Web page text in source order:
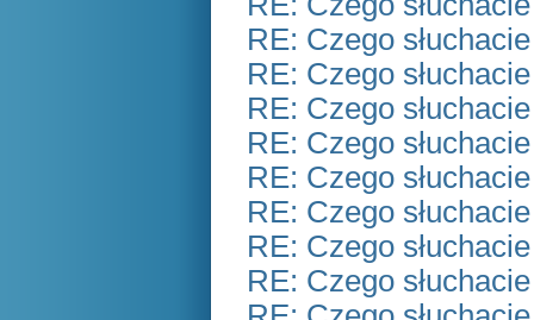
RE: Czego
RE: Czego
RE: Czego
RE: Czego
RE: Czego
RE: Czego
RE: Czego
RE: Czego